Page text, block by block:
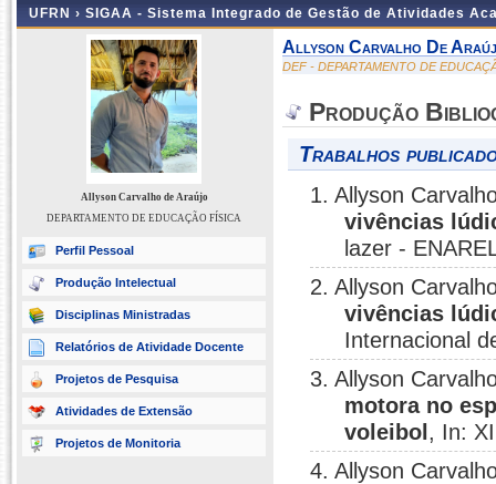
UFRN › SIGAA - Sistema Integrado de Gestão de Atividades
Allyson Carvalho de Araújo
DEPARTAMENTO DE EDUCAÇÃO FÍSICA
Perfil Pessoal
Produção Intelectual
Disciplinas Ministradas
Relatórios de Atividade Docente
Projetos de Pesquisa
Atividades de Extensão
Projetos de Monitoria
Allyson Carvalho De
DEF - DEPARTAMENTO DE
Produção
Trabalhos
1. Allyson
vivências
lazer -
2. Allyson
vivências
Internacional
3. Allyson
motora no
voleibol , In:
4. Allyson